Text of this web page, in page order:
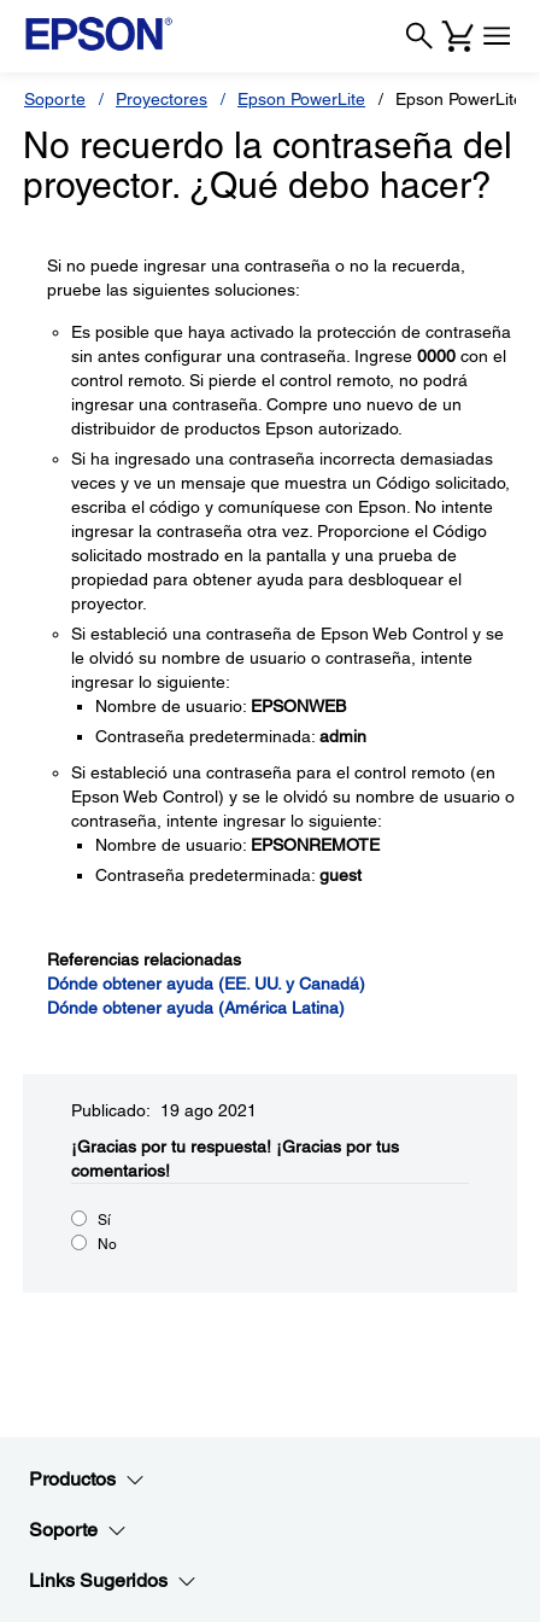
Soporte Proyectores Epson PowerLite Epson PowerLite
No recuerdo la contraseña del
proyector. ¿Qué debo hacer?
Si no puede ingresar una contraseña o no la recuerda,
pruebe las siguientes soluciones:
Es posible que haya activado la protección de contraseña
sin antes configurar una contraseña. Ingrese 0000 con el
control remoto. Si pierde el control remoto, no podrá
ingresar una contraseña. Compre uno nuevo de un
distribuidor de productos Epson autorizado.
Si ha ingresado una contraseña incorrecta demasiadas
veces y ve un mensaje que muestra un Código solicitado,
escriba el código y comuníquese con Epson. No intente
ingresar la contraseña otra vez. Proporcione el Código
solicitado mostrado en la pantalla y una prueba de
propiedad para obtener ayuda para desbloquear el
proyector.
Si estableció una contraseña de Epson Web Control y se
le olvidó su nombre de usuario o contraseña, intente
ingresar lo siguiente:
Nombre de usuario: EPSONWEB
Contraseña predeterminada: admin
Si estableció una contraseña para el control remoto (en
Epson Web Control) y se le olvidó su nombre de usuario o
contraseña, intente ingresar lo siguiente:
Nombre de usuario: EPSONREMOTE
Contraseña predeterminada: guest
Referencias relacionadas
Dónde obtener ayuda (EE. UU. y Canadá)
Dónde obtener ayuda (América Latina)
Publicado: 19 ago 2021
¡Gracias por tu respuesta! ¡Gracias por tus
comentarios!
Sí
No
Productos
Soporte
Links Sugeridos